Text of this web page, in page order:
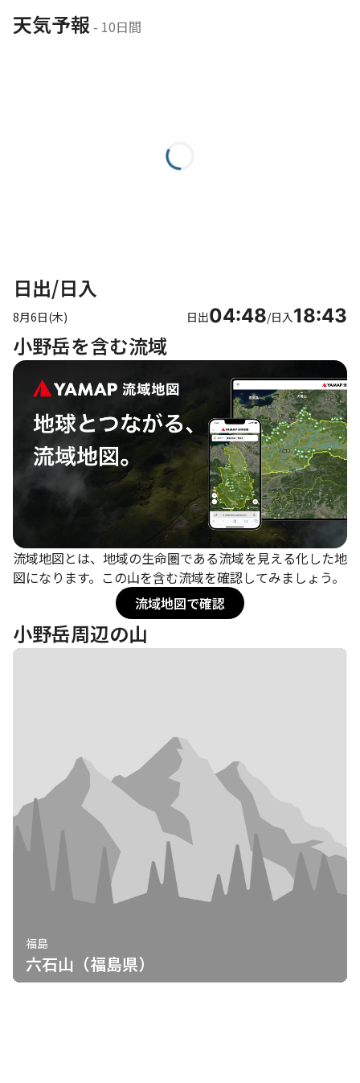
天気予報 - 10日間
日出/日入
8月6日(木) 日出04:48/日入18:43
小野岳を含む流域
流域地図とは、地域の生命圏である流域を見える化した地
図になります。この山を含む流域を確認してみましょう。
流域地図で確認
小野岳周辺の山
福島
六石山（福島県）